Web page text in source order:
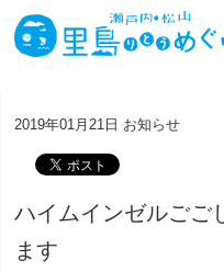
2019年01月21日 お知らせ
ハイムインゼルごご
ます